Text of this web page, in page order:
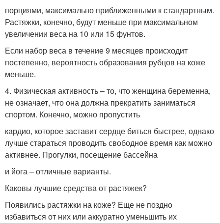
порциями, максимально приближенными к стандартным.
Растяжки, конечно, будут меньше при максимальном
увеличении веса на 10 или 15 фунтов.
Если набор веса в течение 9 месяцев происходит
постепенно, вероятность образования рубцов на коже
меньше.
4. Физическая активность – то, что женщина беременна,
не означает, что она должна прекратить заниматься
спортом. Конечно, можно пропустить
кардио, которое заставит сердце биться быстрее, однако
лучше стараться проводить свободное время как можно
активнее. Прогулки, посещение бассейна
и йога – отличные варианты.
Каковы лучшие средства от растяжек?
Появились растяжки на коже? Еще не поздно
избавиться от них или аккуратно уменьшить их